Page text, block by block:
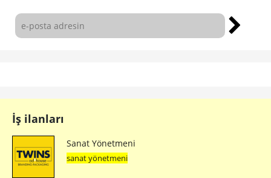
İş ilanları
Sanat Yönetmeni
sanat yönetmeni